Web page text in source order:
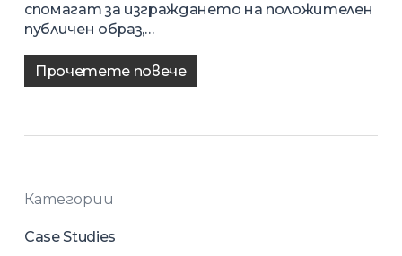
спомагат за изграждането на положителен
публичен образ,…
Прочетете повече
Категории
Case Studies